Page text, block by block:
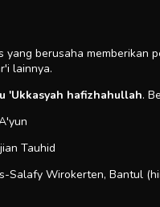
yang berusaha
lainnya.
'Ukkasyah hafizhahullah.
Tauhid
Salafy Wirokerten, Bantul